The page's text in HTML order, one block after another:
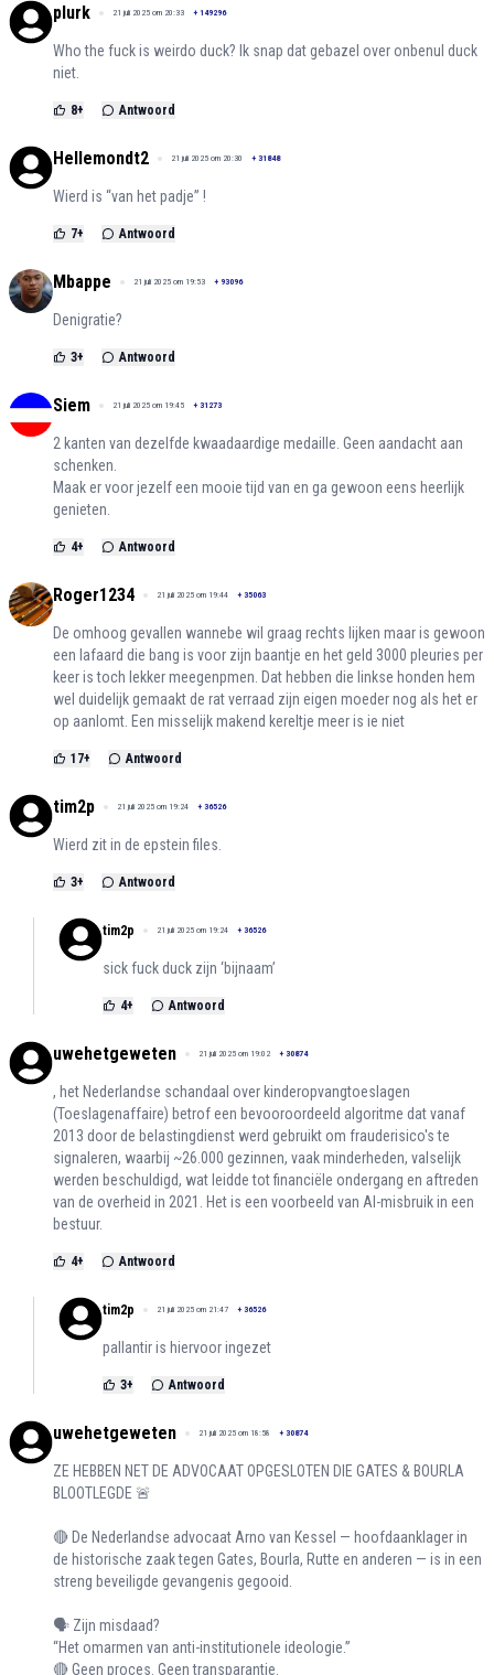
plurk 21 juli 2025 om 20:33 + 149296
Who the fuck is weirdo duck? Ik snap dat gebazel over onbenul duck
niet.
8+ Antwoord
Hellemondt2 21 juli 2025 om 20:30 + 31848
Wierd is “van het padje” !
7+ Antwoord
Mbappe 21 juli 2025 om 19:53 + 93096
Denigratie?
3+ Antwoord
Siem 21 juli 2025 om 19:45 + 31273
2 kanten van dezelfde kwaadaardige medaille. Geen aandacht aan
schenken.
Maak er voor jezelf een mooie tijd van en ga gewoon eens heerlijk
genieten.
4+ Antwoord
Roger1234 21 juli 2025 om 19:44 + 35063
De omhoog gevallen wannebe wil graag rechts lijken maar is gewoon
een lafaard die bang is voor zijn baantje en het geld 3000 pleuries per
keer is toch lekker meegenpmen. Dat hebben die linkse honden hem
wel duidelijk gemaakt de rat verraad zijn eigen moeder nog als het er
op aanlomt. Een misselijk makend kereltje meer is ie niet
17+ Antwoord
tim2p 21 juli 2025 om 19:24 + 36526
Wierd zit in de epstein files.
3+ Antwoord
tim2p 21 juli 2025 om 19:24 + 36526
sick fuck duck zijn ‘bijnaam’
4+ Antwoord
uwehetgeweten 21 juli 2025 om 19:02 + 30874
, het Nederlandse schandaal over kinderopvangtoeslagen
(Toeslagenaffaire) betrof een bevooroordeeld algoritme dat vanaf
2013 door de belastingdienst werd gebruikt om frauderisico's te
signaleren, waarbij ~26.000 gezinnen, vaak minderheden, valselijk
werden beschuldigd, wat leidde tot financiële ondergang en aftreden
van de overheid in 2021. Het is een voorbeeld van AI-misbruik in een
bestuur.
4+ Antwoord
tim2p 21 juli 2025 om 21:47 + 36526
pallantir is hiervoor ingezet
3+ Antwoord
uwehetgeweten 21 juli 2025 om 18:58 + 30874
ZE HEBBEN NET DE ADVOCAAT OPGESLOTEN DIE GATES & BOURLA
BLOOTLEGDE 🚨
🔴 De Nederlandse advocaat Arno van Kessel — hoofdaanklager in
de historische zaak tegen Gates, Bourla, Rutte en anderen — is in een
streng beveiligde gevangenis gegooid.
🗣️ Zijn misdaad?
“Het omarmen van anti-institutionele ideologie.”
🔴 Geen proces. Geen transparantie.